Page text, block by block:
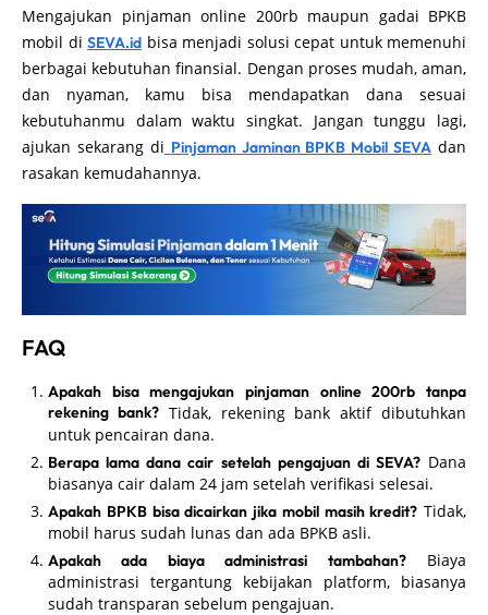
Mengajukan pinjaman online 200rb maupun gadai BPKB
mobil di SEVA.id bisa menjadi solusi cepat untuk memenuhi
berbagai kebutuhan finansial. Dengan proses mudah, aman,
dan nyaman, kamu bisa mendapatkan dana sesuai
kebutuhanmu dalam waktu singkat. Jangan tunggu lagi,
ajukan sekarang di Pinjaman Jaminan BPKB Mobil SEVA dan
rasakan kemudahannya.
FAQ
Apakah bisa mengajukan pinjaman online 200rb tanpa
rekening bank?Tidak, rekening bank aktif dibutuhkan
untuk pencairan dana.
Berapa lama dana cair setelah pengajuan di SEVA?Dana
biasanya cair dalam 24 jam setelah verifikasi selesai.
Apakah BPKB bisa dicairkan jika mobil masih kredit? Tidak,
mobil harus sudah lunas dan ada BPKB asli.
Apakah ada biaya administrasi tambahan?Biaya
administrasi tergantung kebijakan platform, biasanya
sudah transparan sebelum pengajuan.